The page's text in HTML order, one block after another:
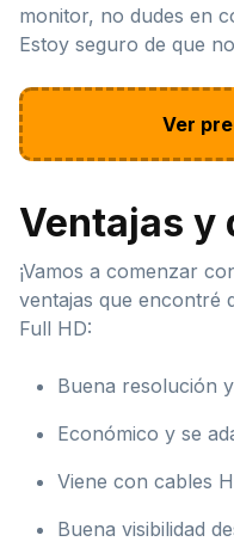
monitor, no dudes en
Estoy seguro de que
Ver
Ventajas y
¡Vamos a comenzar
ventajas que encontré
Full HD:
Buena resolución
Económico y se
Viene con cables
Buena visibilidad